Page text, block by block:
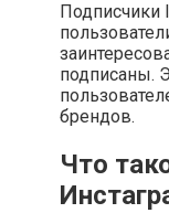
Подписчики
подписаны.
брендов.
Что